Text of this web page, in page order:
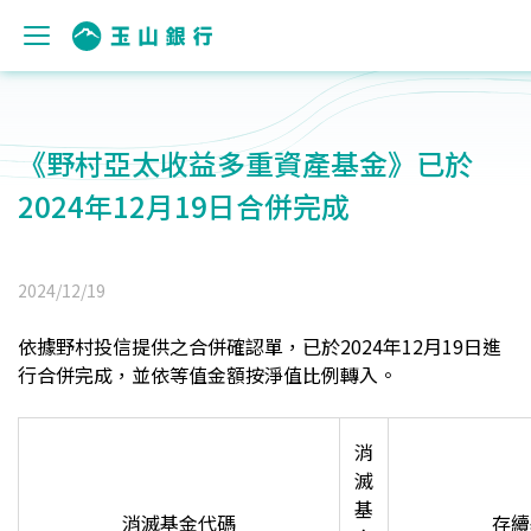
《野村亞太收益多重資產基金》已於
2024年12月19日合併完成
2024/12/19
依據野村投信提供之合併確認單，已於2024年12月19日進
行合併完成， 並依等值金額按淨值比例轉入。
消滅基金代碼
消
滅
基
存